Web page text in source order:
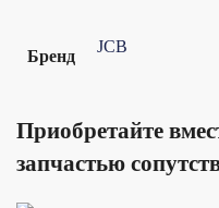
Бренд
JCB
Приобретайте
запчастью